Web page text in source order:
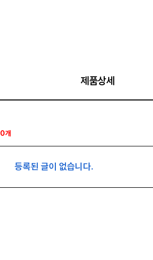
제품상세
0개
등록된 글이 없습니다.